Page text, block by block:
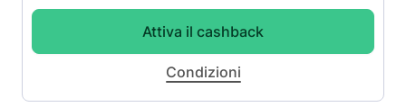
Attiva il cashback
Condizioni